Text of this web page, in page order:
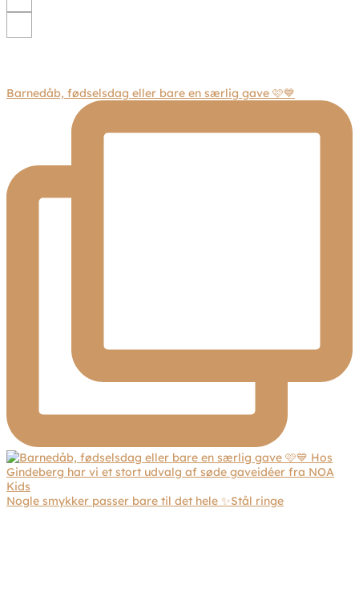
Barnedåb, fødselsdag eller bare en særlig gave 🩷💙
Nogle smykker passer bare til det hele ✨Stål ringe